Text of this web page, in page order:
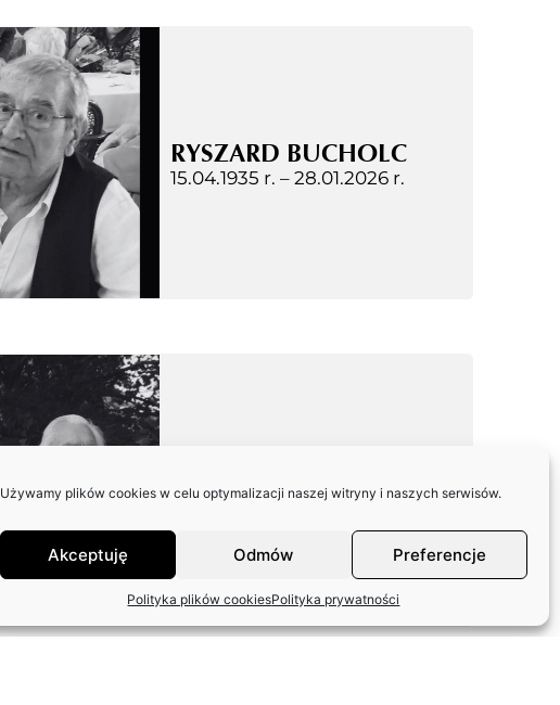
Używamy plików cookies w celu optymalizacji naszej witryny i naszych serwisów.
Akceptuję Odmów Preferencje
Polityka plików cookiesPolityka prywatności
RYSZARD BUCHOLC
15.04.1935 r. –28.01.2026 r.
SPARAŻYŃSKI